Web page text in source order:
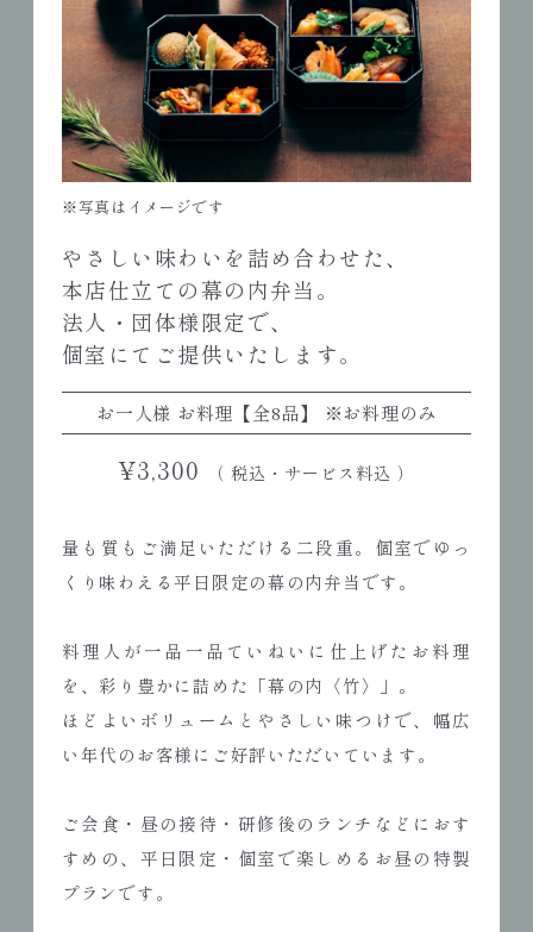
※写真はイメージです
やさしい味わいを詰め合わせた、
本店仕立ての幕の内弁当。
法人・団体様限定で、
個室にてご提供いたします。
お一人様 お料理【全8品】 ※お料理のみ
¥3,300 （ 税込・サービス料込 ）
量も質もご満足いただける二段重。個室でゆっ
くり味わえる平日限定の幕の内弁当です。
料理人が一品一品ていねいに仕上げたお料理
を、彩り豊かに詰めた「幕の内〈竹〉」。
ほどよいボリュームとやさしい味つけで、幅広
い年代のお客様にご好評いただいています。
ご会食・昼の接待・研修後のランチなどにおす
すめの、平日限定・個室で楽しめるお昼の特製
プランです。